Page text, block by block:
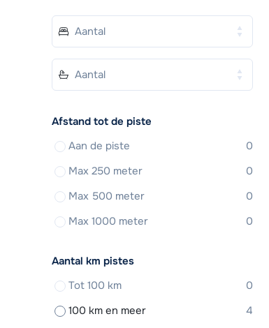
Afstand tot de piste
Aan de piste
0
Max 250 meter
0
Max 500 meter
0
Max 1000 meter
0
Aantal km pistes
Tot 100 km
0
100 km en meer
4